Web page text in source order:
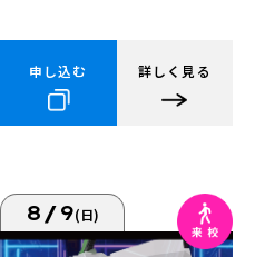
申し込む 詳しく見る
8/9(日)